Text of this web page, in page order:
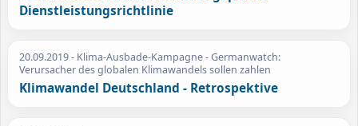
Dienstleistungsrichtlinie
20.09.2019- Klima-Ausbade-Kampagne - Germanwatch:
Verursacher des globalen Klimawandels sollen zahlen
Klimawandel Deutschland - Retrospektive